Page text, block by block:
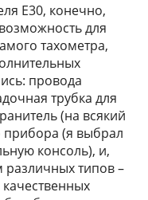
E30, конечно,
для
тахометра,
провода
трубка для
(на всякий
прибора (я выбрал
консоль), и,
типов –